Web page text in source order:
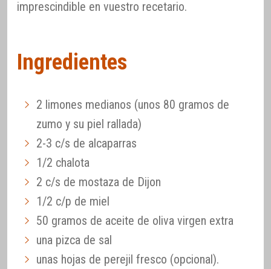
imprescindible en vuestro recetario.
Ingredientes
2 limones medianos (unos 80 gramos de
zumo y su piel rallada)
2-3 c/s de alcaparras
1/2 chalota
2 c/s de mostaza de Dijon
1/2 c/p de miel
50 gramos de aceite de oliva virgen extra
una pizca de sal
unas hojas de perejil fresco (opcional).